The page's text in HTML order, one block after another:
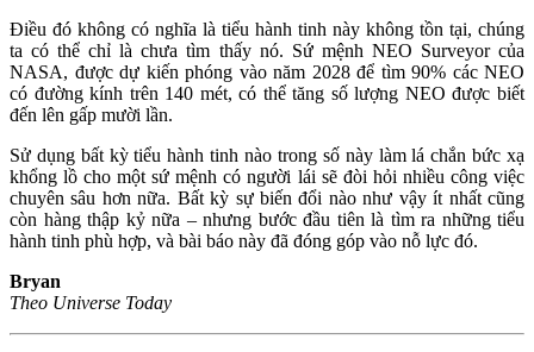
Điều đó không có nghĩa là tiểu hành tinh này không tồn tại, chúng
ta có thể chỉ là chưa tìm thấy nó. Sứ mệnh NEO Surveyor của
NASA, được dự kiến phóng vào năm 2028 để tìm 90% các NEO
có đường kính trên 140 mét, có thể tăng số lượng NEO được biết
đến lên gấp mười lần.
Sử dụng bất kỳ tiểu hành tinh nào trong số này làm lá chắn bức xạ
khổng lồ cho một sứ mệnh có người lái sẽ đòi hỏi nhiều công việc
chuyên sâu hơn nữa. Bất kỳ sự biến đổi nào như vậy ít nhất cũng
còn hàng thập kỷ nữa – nhưng bước đầu tiên là tìm ra những tiểu
hành tinh phù hợp, và bài báo này đã đóng góp vào nỗ lực đó.
Bryan
Theo Universe Today